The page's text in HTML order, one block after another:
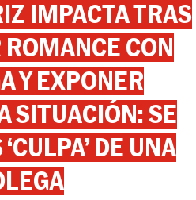
IMPACTA TRAS
CON
Y EXPONER
SITUACIÓN: SE
DE UNA